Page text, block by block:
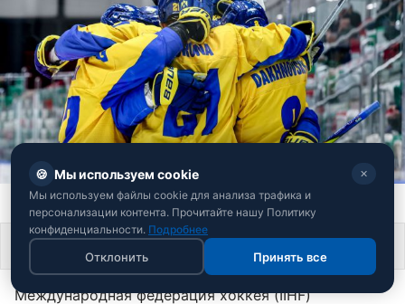
Сборная Украины по хоккею (фото: fhu.com.ua)
Поделиться
Международная федерация хоккея (IIHF)
🍪 Мы используем cookie ✕
Мы используем файлы cookie для анализа трафика и
персонализации контента. Прочитайте нашу Политику
конфиденциальности. Подробнее
Отклонить Принять все